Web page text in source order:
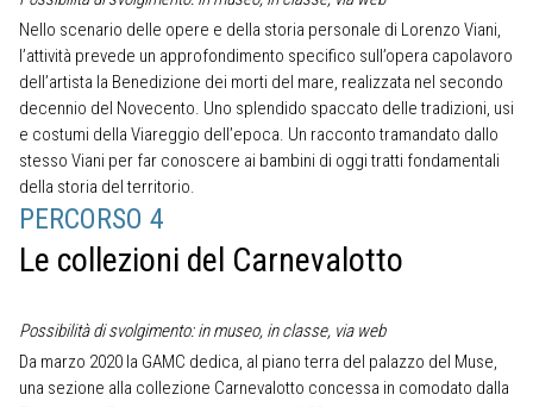
Nello scenario delle opere e della storia personale di Lorenzo Viani,
l’attività prevede un approfondimento specifico sull’opera capolavoro
dell’artista la Benedizione dei morti del mare, realizzata nel secondo
decennio del Novecento. Uno splendido spaccato delle tradizioni, usi
e costumi della Viareggio dell’epoca. Un racconto tramandato dallo
stesso Viani per far conoscere ai bambini di oggi tratti fondamentali
della storia del territorio.
PERCORSO 4
Le collezioni del Carnevalotto
Possibilità di svolgimento: in museo, in classe, via web
Da marzo 2020 la GAMC dedica, al piano terra del palazzo del Muse,
una sezione alla collezione Carnevalotto concessa in comodato dalla